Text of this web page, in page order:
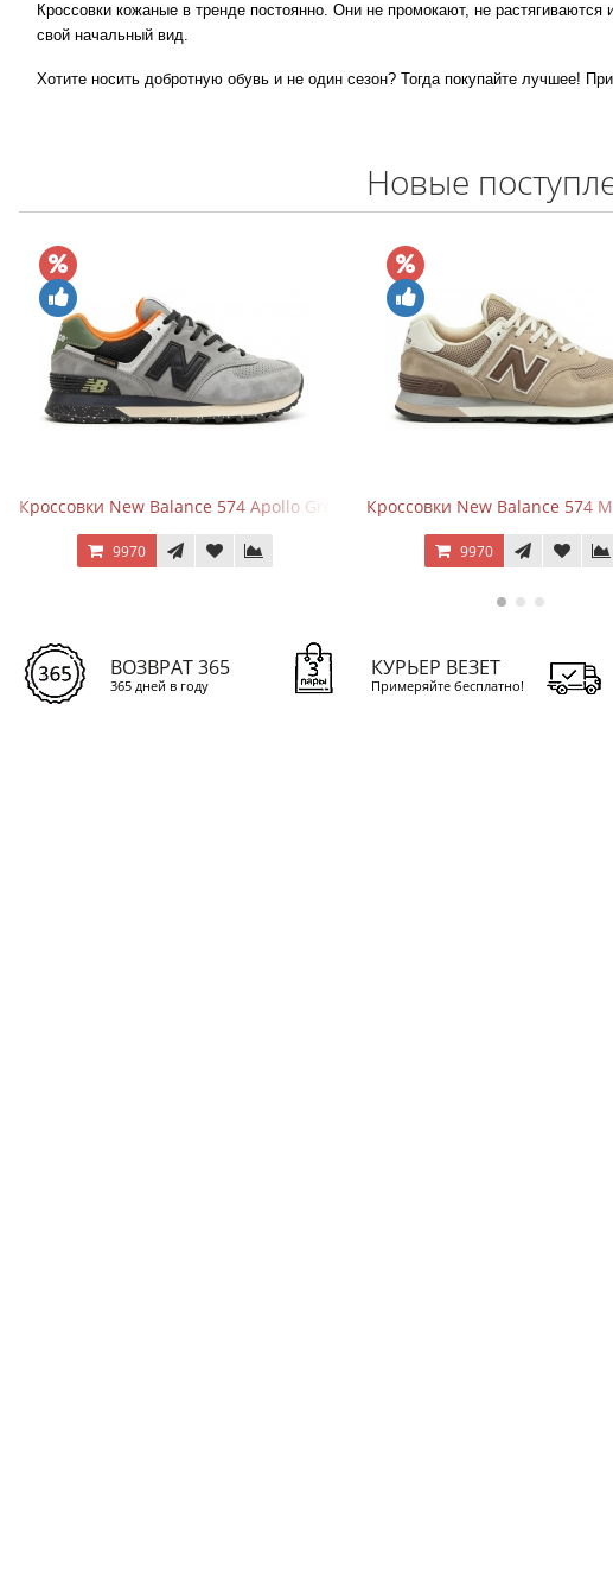
Кроссовки кожаные в тренде постоянно. Они не промокают, не
свой начальный вид.
Хотите носить добротную обувь и не один сезон? Тогда покупайте лучшее!
Новые
BlackКроссовки New Balance 574 Mushroom Sea Salt
9970
New Balance 9060
10670
ВОЗВРАТ 365
365 дней в году
КУРЬЕР ВЕЗЕТ
Примеряйте бесплатно!